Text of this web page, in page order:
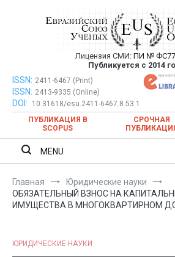
Евразийский Союз
публикация
ежемесячном
Лицензия СМИ: ПИ №
Публикуется с 2014
Евразийский Союз Ученых —
ежемесячном научном
ISSN: 2411-6467 (Print)
ISSN: 2413-9335 (Online)
DOI:
10.31618/esu.2411-6467.8.53.1
ПУБЛИКАЦИЯ В
SCOPUS
СРОЧНАЯ
MENU
Главная
Юридические науки
ОБЯЗАТЕЛЬНЫЙ ВЗНОС НА
ИМУЩЕСТВА В МНОГОКВАРТИРНОМ
ЮРИДИЧЕСКИЕ НАУКИ